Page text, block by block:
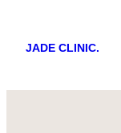
JADE CLINIC.